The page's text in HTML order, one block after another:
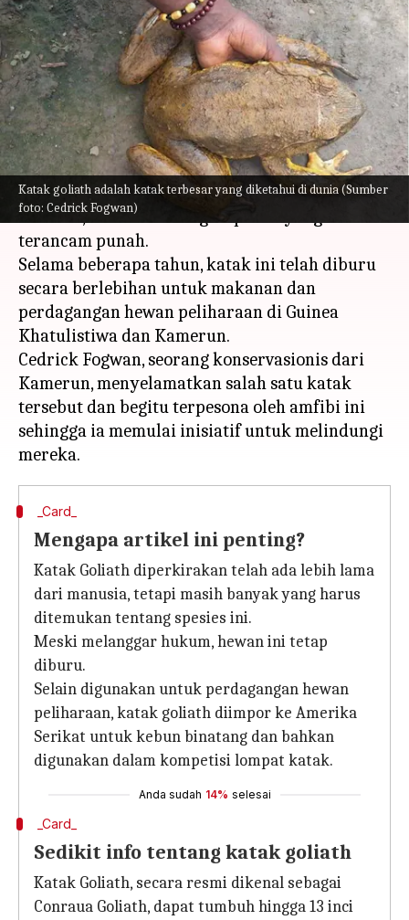
Katak goliath adalah katak terbesar yang diketahui di dunia (Sumber
foto: Cedrick Fogwan)
Pria ini sedang dalam misi
untuk menyelamatkan katak
terbesar di dunia
menulis Bob Feb 28, 2023 01:11 pm
Apa ceritanya
Katak goliath, yang merupakan katak terbesar
di dunia, terdaftar sebagai spesies yang
terancam punah.
Selama beberapa tahun, katak ini telah diburu
secara berlebihan untuk makanan dan
perdagangan hewan peliharaan di Guinea
Khatulistiwa dan Kamerun.
Cedrick Fogwan, seorang konservasionis dari
Kamerun, menyelamatkan salah satu katak
tersebut dan begitu terpesona oleh amfibi ini
sehingga ia memulai inisiatif untuk melindungi
_Card_
Mengapa artikel ini penting?
Katak Goliath diperkirakan telah ada lebih lama
dari manusia, tetapi masih banyak yang harus
ditemukan tentang spesies ini.
Meski melanggar hukum, hewan ini tetap
diburu.
Selain digunakan untuk perdagangan hewan
peliharaan, katak goliath diimpor ke Amerika
Serikat untuk kebun binatang dan bahkan
digunakan dalam kompetisi lompat katak.
Anda sudah 14% selesai
_Card_
Sedikit info tentang katak goliath
Katak Goliath, secara resmi dikenal sebagai
Conraua Goliath, dapat tumbuh hingga 13 inci